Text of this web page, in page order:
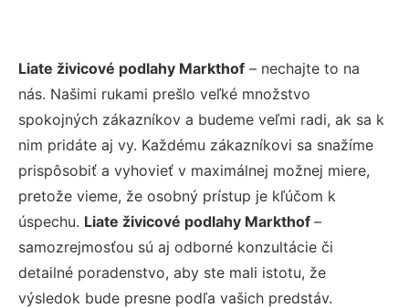
Liate živicové podlahy Markthof – nechajte to na
nás. Našimi rukami prešlo veľké množstvo
spokojných zákazníkov a budeme veľmi radi, ak sa k
nim pridáte aj vy. Každému zákazníkovi sa snažíme
prispôsobiť a vyhovieť v maximálnej možnej miere,
pretože vieme, že osobný prístup je kľúčom k
úspechu. Liate živicové podlahy Markthof –
samozrejmosťou sú aj odborné konzultácie či
detailné poradenstvo, aby ste mali istotu, že
výsledok bude presne podľa vašich predstáv.